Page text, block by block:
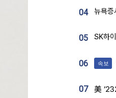
04
05
06 속보
07